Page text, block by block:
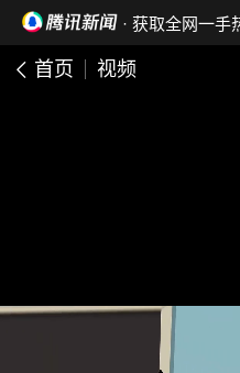
· 获取全网一手
首页 视频